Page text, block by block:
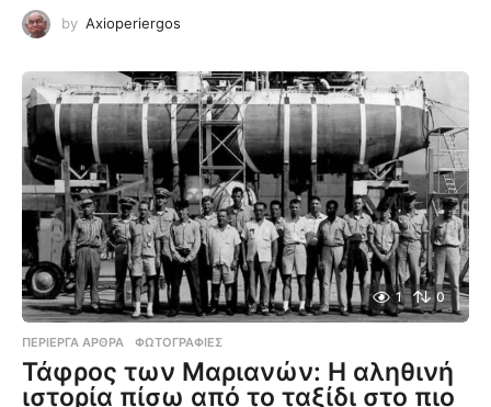
by Axioperiergos
1 0
ΠΕΡΊΕΡΓΑ ΆΡΘΡΑ ,ΦΩΤΟΓΡΑΦΊΕΣ
Τάφρος των Μαριανών: Η αληθινή
ιστορία πίσω από το ταξίδι στο πιο